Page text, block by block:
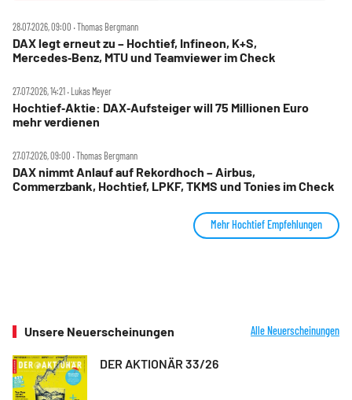
28.07.2026, 09:00 ‧ Thomas Bergmann
DAX legt erneut zu – Hochtief, Infineon, K+S,
Mercedes‑Benz, MTU und Teamviewer im Check
27.07.2026, 14:21 ‧ Lukas Meyer
Hochtief‑Aktie: DAX‑Aufsteiger will 75 Millionen Euro
mehr verdienen
27.07.2026, 09:00 ‧ Thomas Bergmann
DAX nimmt Anlauf auf Rekordhoch – Airbus,
Commerzbank, Hochtief, LPKF, TKMS und Tonies im Check
Mehr Hochtief Empfehlungen
Unsere Neuerscheinungen Alle Neuerscheinungen
DER AKTIONÄR 33/26